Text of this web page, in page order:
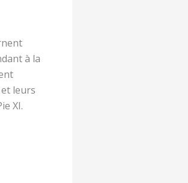
à la
leurs
XI.